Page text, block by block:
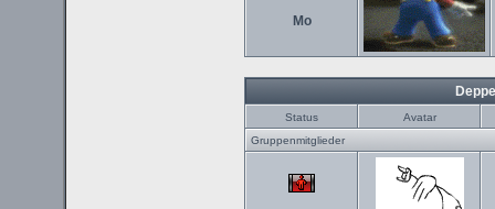
Mo
Status
Avatar
Gruppenmitglieder